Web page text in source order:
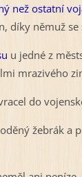
než ostatní
díky němuž se
u jedné z
mrazivého
do
žebrák a